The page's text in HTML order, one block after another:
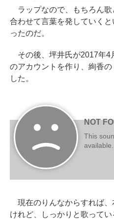
ラップなので、もちろん歌
合わせて言葉を発していく
ったのだ。
その後、坪井氏が2017年4
のアカウントを作り、絢香
した。
現在のりんなからすれば、
けれど、しっかりと歌って